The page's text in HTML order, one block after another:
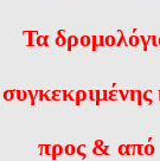
Τα
προς & από